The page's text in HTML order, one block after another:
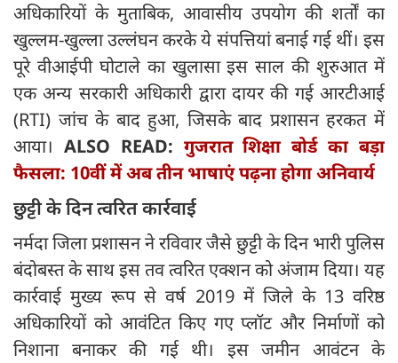
अधिकारियों के मुताबिक, आवासीय उपयोग की शर्तों का
खुल्लम-खुल्ला उल्लंघन करके ये संपत्तियां बनाई गई थीं। इस
पूरे वीआईपी घोटाले का खुलासा इस साल की शुरुआत में
एक अन्य सरकारी अधिकारी द्वारा दायर की गई आरटीआई
(RTI) जांच के बाद हुआ, जिसके बाद प्रशासन हरकत में
आया। ALSO READ: गुजरात शिक्षा बोर्ड का बड़ा
फैसला: 10वीं में अब तीन भाषाएं पढ़ना होगा अनिवार्य
छुट्टी के दिन त्वरित कार्रवाई
नर्मदा जिला प्रशासन ने रविवार जैसे छुट्टी के दिन भारी पुलिस
बंदोबस्त के साथ इस तव त्वरित एक्शन को अंजाम दिया। यह
कार्रवाई मुख्य रूप से वर्ष 2019 में जिले के 13 वरिष्ठ
अधिकारियों को आवंटित किए गए प्लॉट और निर्माणों को
निशाना बनाकर की गई थी। इस जमीन आवंटन के